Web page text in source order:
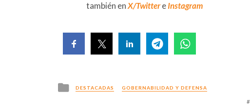
también enX/TwittereInstagram
Posted
in
DESTACADAS GOBERNABILIDAD Y DEFENSA